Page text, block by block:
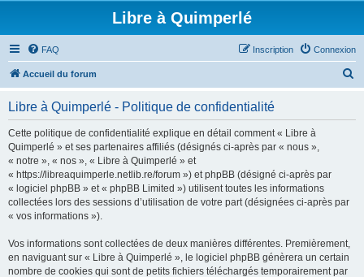
Libre à Quimperlé
FAQ Connexion
Inscription
Accueil du forum
Libre à Quimperlé - Politique de confidentialité
Cette politique de confidentialité explique en détail comment « Libre à
Quimperlé » et ses partenaires affiliés (désignés ci-après par « nous »,
« notre », « nos », « Libre à Quimperlé » et
« https://libreaquimperle.netlib.re/forum ») et phpBB (désigné ci-après par
« logiciel phpBB » et « phpBB Limited ») utilisent toutes les informations
collectées lors des sessions d’utilisation de votre part (désignées ci-après par
« vos informations »).
Vos informations sont collectées de deux manières différentes. Premièrement,
en naviguant sur « Libre à Quimperlé », le logiciel phpBB génèrera un certain
nombre de cookies qui sont de petits fichiers téléchargés temporairement par